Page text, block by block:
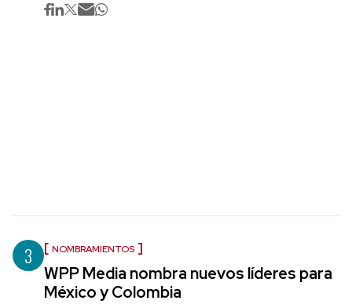
3 NOMBRAMIENTOS
WPP Media nombra nuevos líderes para
México y Colombia